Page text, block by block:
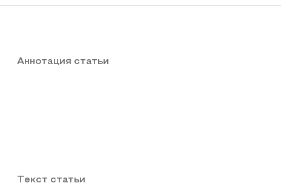
Аннотация статьи
Текст статьи